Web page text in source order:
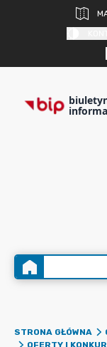
STRONA GŁÓWNA
OFERTY I